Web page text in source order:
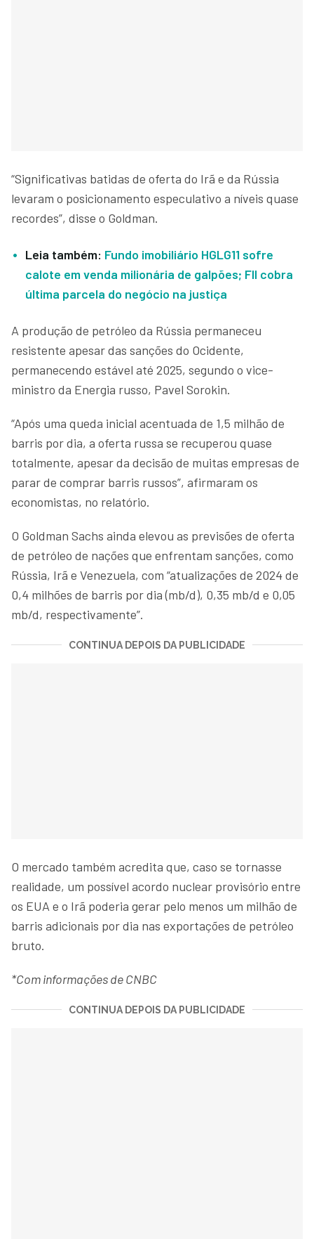
“Significativas batidas de oferta do Irã e da Rússia
levaram o posicionamento especulativo a níveis quase
recordes”, disse o Goldman.
Leia também: Fundo imobiliário HGLG11 sofre
calote em venda milionária de galpões; FII cobra
última parcela do negócio na justiça
A produção de petróleo da Rússia permaneceu
resistente apesar das sanções do Ocidente,
permanecendo estável até 2025, segundo o vice-
ministro da Energia russo, Pavel Sorokin.
“Após uma queda inicial acentuada de 1,5 milhão de
barris por dia, a oferta russa se recuperou quase
totalmente, apesar da decisão de muitas empresas de
parar de comprar barris russos”, afirmaram os
economistas, no relatório.
O Goldman Sachs ainda elevou as previsões de oferta
de petróleo de nações que enfrentam sanções, como
Rússia, Irã e Venezuela, com “atualizações de 2024 de
0,4 milhões de barris por dia (mb/d), 0,35 mb/d e 0,05
mb/d, respectivamente”.
CONTINUA DEPOIS DA PUBLICIDADE
O mercado também acredita que, caso se tornasse
realidade, um possível acordo nuclear provisório entre
os EUA e o Irã poderia gerar pelo menos um milhão de
barris adicionais por dia nas exportações de petróleo
bruto.
*Com informações de CNBC
CONTINUA DEPOIS DA PUBLICIDADE